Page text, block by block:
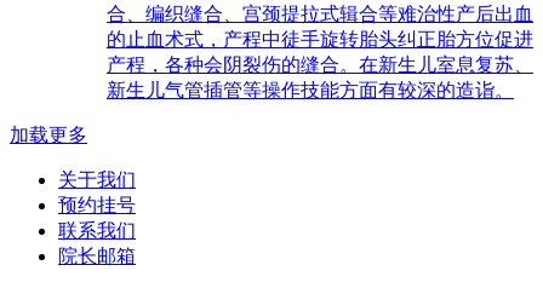
合、编织缝合、宫颈提拉式辑合等难治性产后出血
的止血术式，产程中徒手旋转胎头纠正胎方位促进
产程，各种会阴裂伤的缝合。在新生儿室息复苏、
新生儿气管插管等操作技能方面有较深的造诣。
加载更多
关于我们
预约挂号
联系我们
院长邮箱